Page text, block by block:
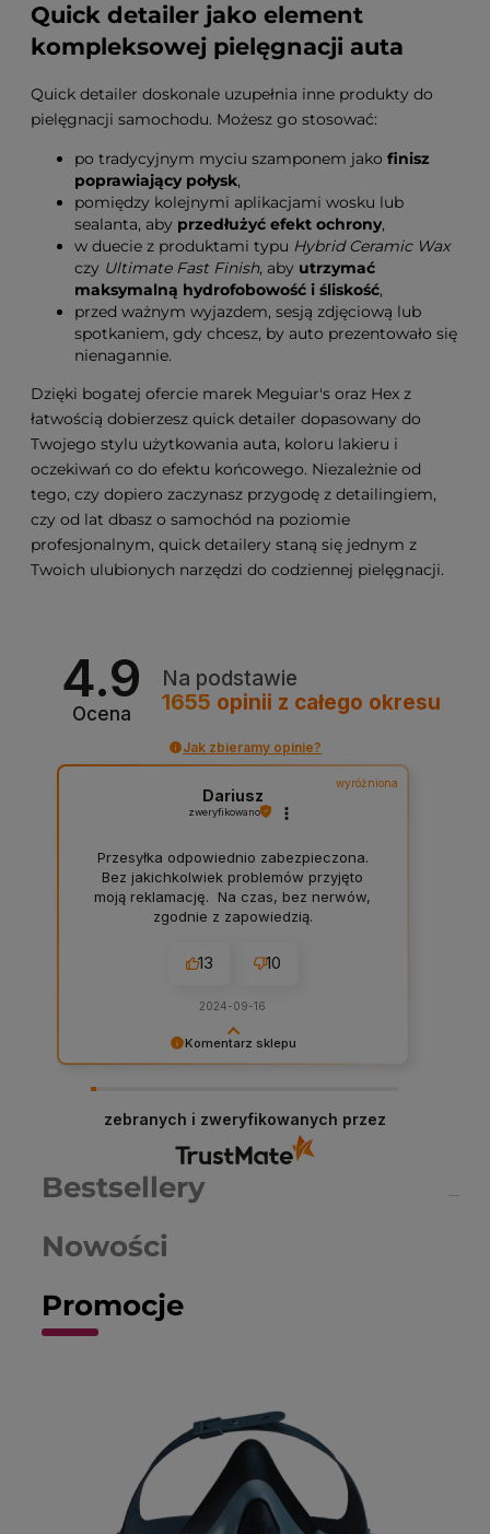
Quick detailer jako element
kompleksowej pielęgnacji auta
Quick detailer doskonale uzupełnia inne produkty do
pielęgnacji samochodu. Możesz go stosować:
po tradycyjnym myciu szamponem jako finisz
poprawiający połysk,
pomiędzy kolejnymi aplikacjami wosku lub
sealanta, aby przedłużyć efekt ochrony,
w duecie z produktami typu Hybrid Ceramic Wax
czy Ultimate Fast Finish, aby utrzymać
maksymalną hydrofobowość i śliskość,
przed ważnym wyjazdem, sesją zdjęciową lub
spotkaniem, gdy chcesz, by auto prezentowało się
nienagannie.
Dzięki bogatej ofercie marek Meguiar's oraz Hex z
łatwością dobierzesz quick detailer dopasowany do
Twojego stylu użytkowania auta, koloru lakieru i
oczekiwań co do efektu końcowego. Niezależnie od
tego, czy dopiero zaczynasz przygodę z detailingiem,
czy od lat dbasz o samochód na poziomie
profesjonalnym, quick detailery staną się jednym z
Twoich ulubionych narzędzi do codziennej pielęgnacji.
4.9
Ocena
Na podstawie
1655 opinii z całego okresu
Jak zbieramy opinie?
Komentarz sklepu
sklepu! W Chemiczna-hurtownia.pl stawiamy na
najwyższą jakość obsługi i asortymentu, dlatego
każda taka opinia jest dla nas cenna. Dzięki
Twojemu feedbackowi możemy jeszcze lepiej
dostosować nasze usługi do potrzeb naszych
wyróżniona
Dariusz
zweryfikowano
Przesyłka odpowiednio zabezpieczona.
Bez jakichkolwiek problemów przyjęto
moją reklamację. Na czas, bez nerwów,
zgodnie z zapowiedzią.
13 10
2024-09-16
zebranych i zweryfikowanych przez
Promocje
Nowości
Bestsellery